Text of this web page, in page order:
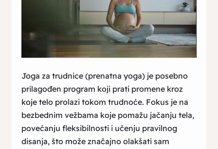
Joga za trudnice (prenatna yoga) je posebno
prilagođen program koji prati promene kroz
koje telo prolazi tokom trudnoće. Fokus je na
bezbednim vežbama koje pomažu jačanju tela,
povećanju fleksibilnosti i učenju pravilnog
disanja, što može značajno olakšati sam